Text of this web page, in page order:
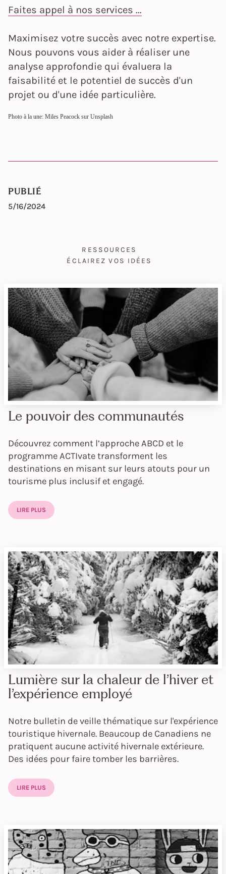
Faites appel à nos services ...
Maximisez votre succès avec notre expertise.
Nous pouvons vous aider à réaliser une
analyse approfondie qui évaluera la
faisabilité et le potentiel de succès d'un
projet ou d'une idée particulière.
Photo à la une: Miles Peacock sur Unsplash
PUBLIÉ
5/16/2024
RESSOURCES
ÉCLAIREZ VOS IDÉES
Le pouvoir des communautés
Découvrez comment l’approche ABCD et le
programme ACTIvate transforment les
destinations en misant sur leurs atouts pour un
tourisme plus inclusif et engagé.
LIRE PLUS
Lumière sur la chaleur de l’hiver et
l’expérience employé
Notre bulletin de veille thématique sur l'expérience
touristique hivernale. Beaucoup de Canadiens ne
pratiquent aucune activité hivernale extérieure.
Des idées pour faire tomber les barrières.
LIRE PLUS